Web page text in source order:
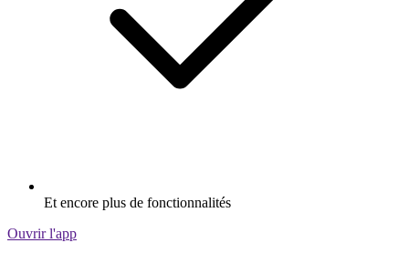
Et encore plus de fonctionnalités
Ouvrir l'app